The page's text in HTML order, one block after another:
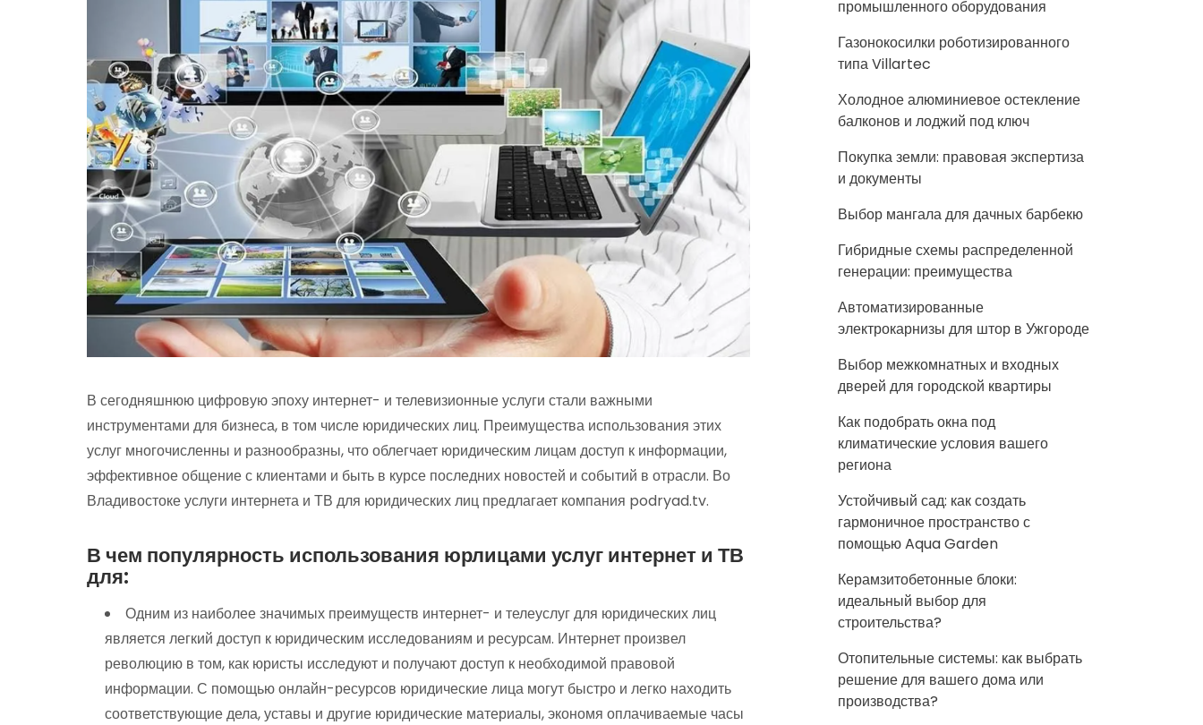
В сегодняшнюю цифровую эпоху интернет- и телевизионные услуги стали важными
инструментами для бизнеса, в том числе юридических лиц. Преимущества использования этих
услуг многочисленны и разнообразны, что облегчает юридическим лицам доступ к информации,
эффективное общение с клиентами и быть в курсе последних новостей и событий в отрасли. Во
Владивостоке услуги интернета и ТВ для юридических лиц предлагает компания podryad.tv.
В чем популярность использования юрлицами услуг интернет и ТВ
для:
Одним из наиболее значимых преимуществ интернет- и телеуслуг для юридических лиц
является легкий доступ к юридическим исследованиям и ресурсам. Интернет произвел
революцию в том, как юристы исследуют и получают доступ к необходимой правовой
информации. С помощью онлайн-ресурсов юридические лица могут быстро и легко находить
соответствующие дела, уставы и другие юридические материалы, экономя оплачиваемые часы
промышленного оборудования
Газонокосилки роботизированного
типа Villartec
Холодное алюминиевое остекление
балконов и лоджий под ключ
Покупка земли: правовая экспертиза
и документы
Выбор мангала для дачных барбекю
Гибридные схемы распределенной
генерации: преимущества
Автоматизированные
электрокарнизы для штор в Ужгороде
Выбор межкомнатных и входных
дверей для городской квартиры
Как подобрать окна под
климатические условия вашего
региона
Устойчивый сад: как создать
гармоничное пространство с
помощью Aqua Garden
Керамзитобетонные блоки:
идеальный выбор для
строительства?
Отопительные системы: как выбрать
решение для вашего дома или
производства?